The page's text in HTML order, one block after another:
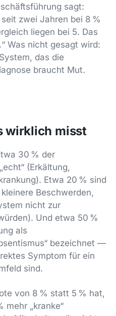
sagt:
zwei Jahren bei 8 %
liegen bei 5. Das
Was nicht gesagt wird:
das die
braucht Mut.
wirklich misst
30 % der
(Erkältung,
Etwa 20 % sind
Beschwerden,
nicht zur
Und etwa 50 %
als
bezeichnet —
Symptom für ein
sind.
von 8 % statt 5 % hat,
mehr „kranke“